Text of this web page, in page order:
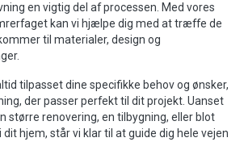
en vigtig del af processen. Med vores
kan vi hjælpe dig med at træffe de
til materialer, design og
tilpasset dine specifikke behov og ønsker,
der passer perfekt til dit projekt. Uanset
større renovering, en tilbygning, eller blot
hjem, står vi klar til at guide dig hele vejen